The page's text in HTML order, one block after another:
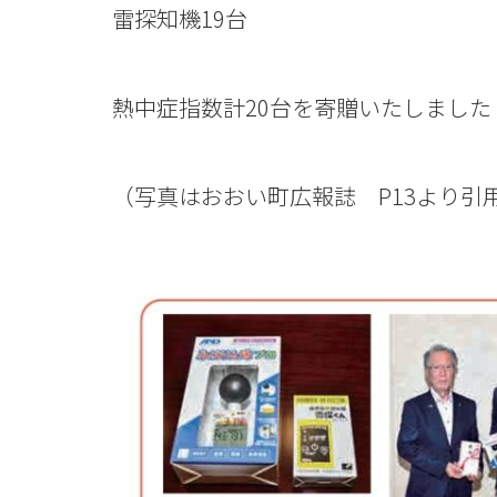
雷探知機19台
熱中症指数計20台を寄贈いたしました
（写真はおおい町広報誌 P13より引